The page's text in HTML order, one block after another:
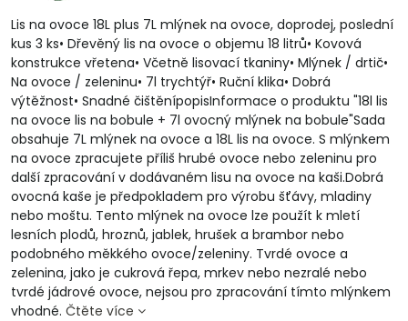
Lis na ovoce 18L plus 7L mlýnek na ovoce, doprodej, poslední
kus 3 ks• Dřevěný lis na ovoce o objemu 18 litrů• Kovová
konstrukce vřetena• Včetně lisovací tkaniny• Mlýnek / drtič•
Na ovoce / zeleninu• 7l trychtýř• Ruční klika• Dobrá
výtěžnost• Snadné čištěnípopisInformace o produktu "18l lis
na ovoce lis na bobule + 7l ovocný mlýnek na bobule"Sada
obsahuje 7L mlýnek na ovoce a 18L lis na ovoce. S mlýnkem
na ovoce zpracujete příliš hrubé ovoce nebo zeleninu pro
další zpracování v dodávaném lisu na ovoce na kaši.Dobrá
ovocná kaše je předpokladem pro výrobu šťávy, mladiny
nebo moštu. Tento mlýnek na ovoce lze použít k mletí
lesních plodů, hroznů, jablek, hrušek a brambor nebo
podobného měkkého ovoce/zeleniny. Tvrdé ovoce a
zelenina, jako je cukrová řepa, mrkev nebo nezralé nebo
tvrdé jádrové ovoce, nejsou pro zpracování tímto mlýnkem
vhodné. Čtěte více